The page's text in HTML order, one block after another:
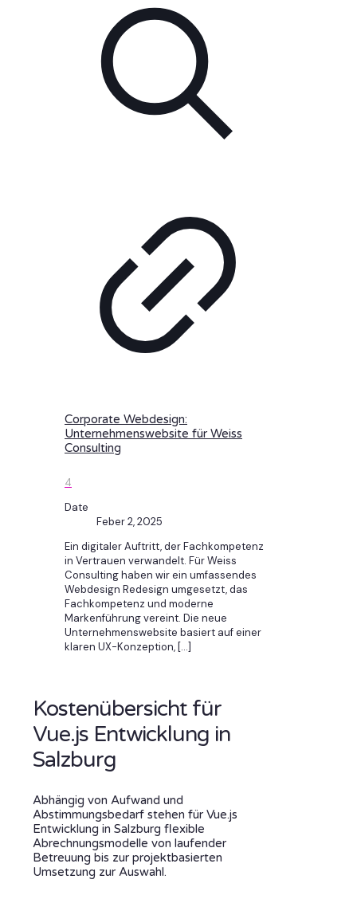
Corporate Webdesign:
Unternehmenswebsite für Weiss
Consulting
4
Date
Feber 2, 2025
Ein digitaler Auftritt, der Fachkompetenz
in Vertrauen verwandelt. Für Weiss
Consulting haben wir ein umfassendes
Webdesign Redesign umgesetzt, das
Fachkompetenz und moderne
Markenführung vereint. Die neue
Unternehmenswebsite basiert auf einer
klaren UX-Konzeption, […]
Kostenübersicht für
Vue.js Entwicklung in
Salzburg
Abhängig von Aufwand und
Abstimmungsbedarf stehen für Vue.js
Entwicklung in Salzburg flexible
Abrechnungsmodelle von laufender
Betreuung bis zur projektbasierten
Umsetzung zur Auswahl.